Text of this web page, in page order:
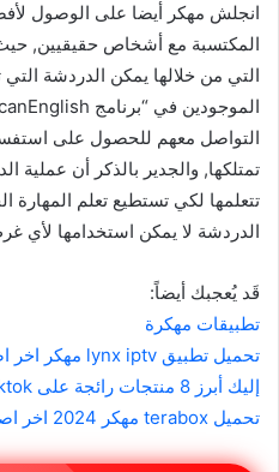
انجلش مهكر أيضا على الوصول
المكتسبة مع أشخاص حقيقيين,
التي من خلالها يمكن الدردشة
التواصل معهم للحصول على
تمتلكها, والجدير بالذكر أن عملية
تتعلمها لكي تستطيع تعلم المهارة
الدردشة لا يمكن استخدامها لأي
قَد يُعجبك أيضاً:
تطبيقات مهكرة
تحميل تطبيق lynx iptv مهكر اخر اصدار مجانا 2024
إليك أبرز 8 منتجات رائجة على Tiktok
تحميل terabox مهكر 2024 اخر اصدار مجانا